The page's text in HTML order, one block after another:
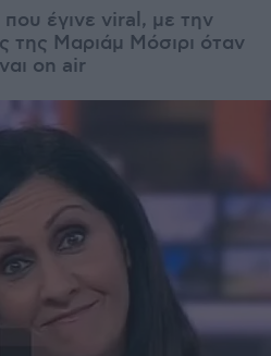
που έγινε viral, με την
της Μαριάμ Μόσιρι όταν
on air